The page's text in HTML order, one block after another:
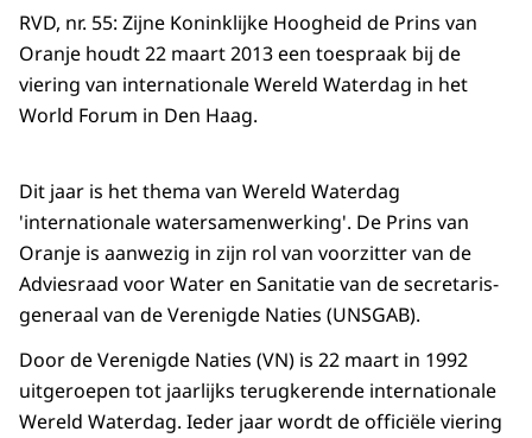
RVD, nr. 55: Zijne Koninklijke Hoogheid de Prins van
Oranje houdt 22 maart 2013 een toespraak bij de
viering van internationale Wereld Waterdag in het
World Forum in Den Haag.
Dit jaar is het thema van Wereld Waterdag
'internationale watersamenwerking'. De Prins van
Oranje is aanwezig in zijn rol van voorzitter van de
Adviesraad voor Water en Sanitatie van de secretaris-
generaal van de Verenigde Naties (UNSGAB).
Door de Verenigde Naties (VN) is 22 maart in 1992
uitgeroepen tot jaarlijks terugkerende internationale
Wereld Waterdag. Ieder jaar wordt de officiële viering